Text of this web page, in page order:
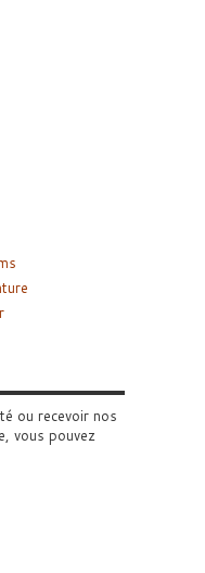
ou recevoir nos
vous pouvez